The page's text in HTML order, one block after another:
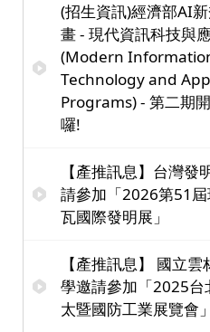
(招生資訊)經濟部AI
畫 - 現代資訊科技與
(Modern
Technology and
Programs) - 第二期
囉!
【產推訊息】台灣發
請參加「2026第51
瓦國際發明展」
【產推訊息】 國立雲
學邀請參加「2025台
太暨國防工業展覽會」